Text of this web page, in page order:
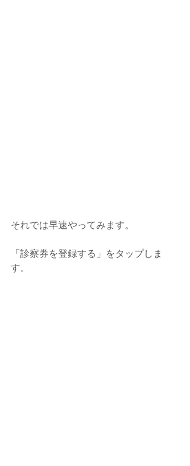
それでは早速やってみます。
「診察券を登録する」をタップしま
す。